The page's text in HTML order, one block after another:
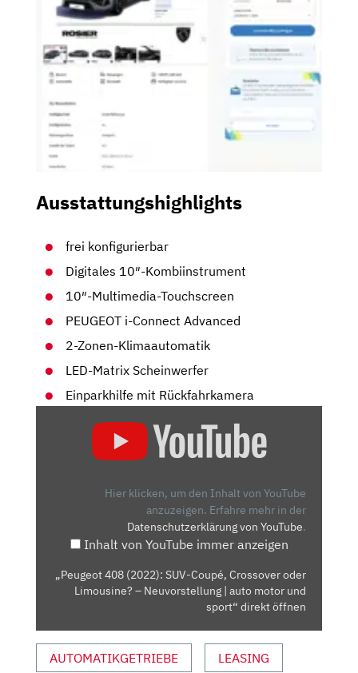
Ausstattungshighlights
frei konfigurierbar
Digitales 10″-Kombiinstrument
10″-Multimedia-Touchscreen
PEUGEOT i-Connect Advanced
2-Zonen-Klimaautomatik
LED-Matrix Scheinwerfer
Einparkhilfe mit Rückfahrkamera
LIMOUSINE?
NEUVORSTELLUNG
MOTOR
UND
Hier klicken, um den Inhalt von YouTube
anzuzeigen. Erfahre mehr in der
Datenschutzerklärung von YouTube.
Inhalt von YouTube immer anzeigen
„Peugeot 408 (2022): SUV-Coupé, Crossover oder
Limousine? – Neuvorstellung | auto motor und
sport“ direkt öffnen
AUTOMATIKGETRIEBE LEASING